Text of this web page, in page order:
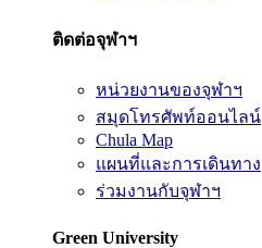
ติดต่อจุฬาฯ
หน่วยงานของจุฬาฯ
สมุดโทรศัพท์ออนไลน์
Chula Map
แผนที่และการเดินทาง
ร่วมงานกับจุฬาฯ
Green University